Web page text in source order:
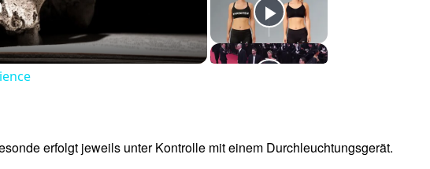
erfolgt jeweils unter Kontrolle mit einem Durchleuchtungsgerät.